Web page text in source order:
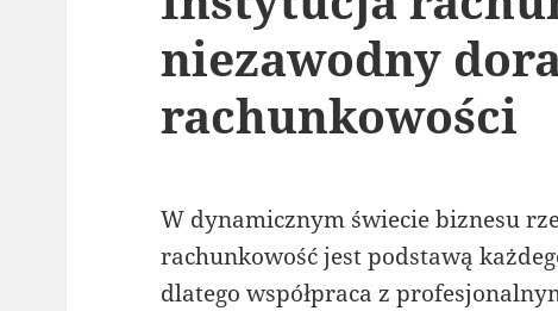
niezawodny
rachunkowości
W dynamicznym świecie biznesu
rachunkowość jest podstawą
dlatego współpraca z